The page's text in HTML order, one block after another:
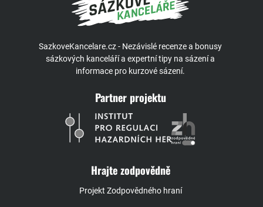
SazkoveKancelare.cz - Nezávislé recenze a bonusy
sázkových kanceláří a expertní tipy na sázení a
informace pro kurzové sázení.
Partner projektu
Hrajte zodpovědně
Projekt Zodpovědného hraní